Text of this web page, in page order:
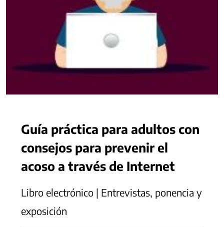
Guía práctica para adultos con
consejos para prevenir el
acoso a través de Internet
Libro electrónico | Entrevistas, ponencia y
exposición